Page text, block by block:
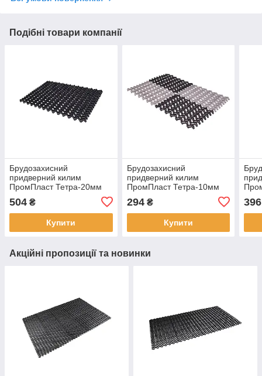
Подібні товари компанії
Брудозахисний
придверний килим
ПромПласт Тетра-20мм
504 ₴
Купити
Брудозахисний
придверний килим
ПромПласт Тетра-10мм
60×40 см Чорно-cірий V1
294₴
Купити
396
Акційні пропозиції та новинки